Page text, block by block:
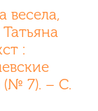
весела,
:
(№ 7). – С.